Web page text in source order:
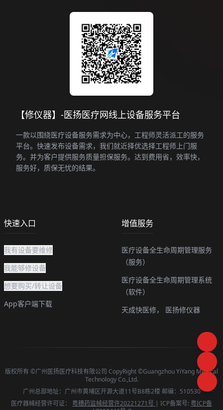
【修仪器】-医扬医疗网线上设备服务平台
一款以围绕医疗设备服务需求为中心，工程师灵活派工的服务
平台。快速发布设备需求，我们就近择优选择工程师上门服
务。并为客户提供服务质量担保服务。达到费用省，效率快，
服务好，质保无忧的结果。
快速入口
我有设备要维修
我能够修设备
想要购买/转让设备
App客户端下载
增值服务
医疗设备全生命周期管理服务
（服务）
医疗设备全生命周期管理系统
（软件）
天成快医修，
医扬修仪器
版权所有 ©广州医扬医疗科技有限公司 CopyRight ©Guangzhou YiYang Medical
Technology Co.,Ltd.
广州总部地址：广州市黄埔区开源大道11号B8栋2楼 邮编：510530
医疗器械经营许可证： 粤穗药监械经营许20221271号 | ICP备案号: 粤ICP备